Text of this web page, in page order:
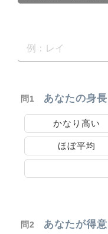
問1 あなたの身
かなり高い
ほぼ平均
問2 あなたが得